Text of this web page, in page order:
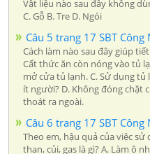
Vật liệu nào sau đây không
C. Gỗ B. Tre D. Ngói
Câu 5 trang 17 SBT
Cách làm nào sau đây giúp
Cất thức ăn còn nóng vào tủ
mở cửa tủ lạnh. C. Sử dụng
ít người? D. Không đóng chặt
thoát ra ngoài.
Câu 6 trang 17 SBT
Theo em, hậu quả của việc
than, củi, gas là gì? A. Làm ô